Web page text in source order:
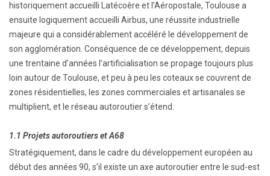
historiquement accueilli Latécoère et l’Aéropostale, Toulouse a
ensuite logiquement accueilli Airbus, une réussite industrielle
majeure qui a considérablement accéléré le développement de
son agglomération. Conséquence de ce développement, depuis
une trentaine d’années l’artificialisation se propage toujours plus
loin autour de Toulouse, et peu à peu les coteaux se couvrent de
zones résidentielles, les zones commerciales et artisanales se
multiplient, et le réseau autoroutier s’étend.
1.1 Projets autoroutiers et A68
Stratégiquement, dans le cadre du développement européen au
début des années 90, s’il existe un axe autoroutier entre le sud-est